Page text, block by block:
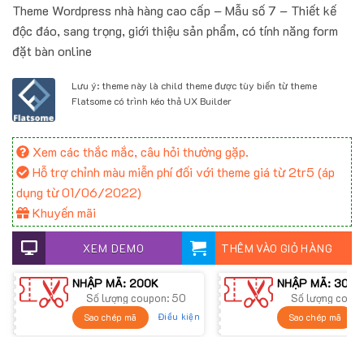
Theme Wordpress nhà hàng cao cấp – Mẫu số 7 – Thiết kế
độc đáo, sang trọng, giới thiệu sản phẩm, có tính năng form
đặt bàn online
Lưu ý: theme này là child theme được tùy biến từ theme
Flatsome có trình kéo thả UX Builder
Xem các thắc mắc, câu hỏi thường gặp.
Hỗ trợ chỉnh màu miễn phí đối với theme giá từ 2tr5 (áp
dụng từ 01/06/2022)
Khuyến mãi
XEM DEMO THÊM VÀO GIỎ HÀNG
NHẬP MÃ: 200K
Số lượng coupon: 50
Sao chép mã Điều kiện
NHẬP MÃ: 300K
Số lượng
Sao chép mã